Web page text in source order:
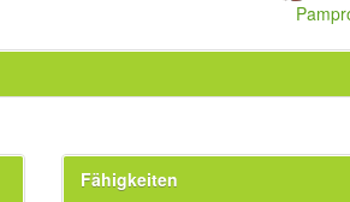
Fähigkeiten